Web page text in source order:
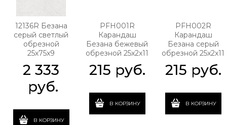
12136R Безана
серый светлый
обрезной
25x75x9
2 333
руб.
В КОРЗИНУ
PFH001R
Карандаш
Безана бежевый
обрезной 25x2x11
215 руб.
В КОРЗИНУ
PFH002R
Карандаш
Безана серый
обрезной 25x2x11
215 руб.
В КОРЗИНУ